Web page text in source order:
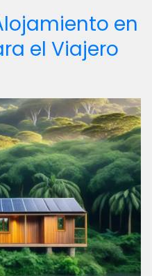
en
el Viajero